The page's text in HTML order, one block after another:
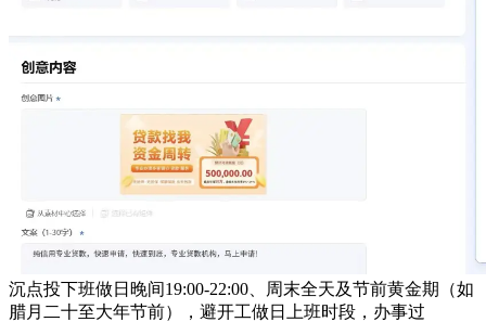
沉点投下班做日晚间19:00-22:00、周末全天及节前黄金期（如
腊月二十至大年节前），避开工做日上班时段，办事过